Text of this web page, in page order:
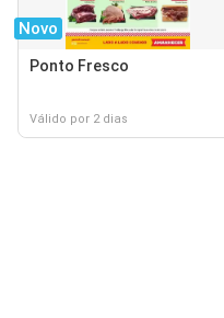
Novo
Ponto Fresco
Válido por 2 dias